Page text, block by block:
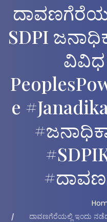
SDPI
ವಿವಿಧ
E
ದಾವಣಗೆರೆಯಲ್ಲಿ ಇಂದು